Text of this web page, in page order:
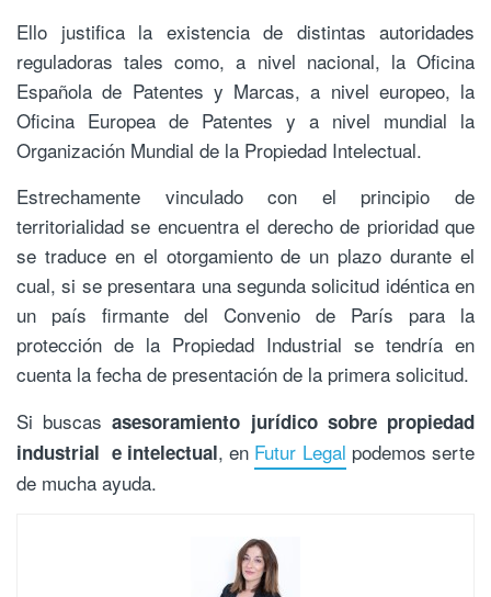
Ello justifica la existencia de distintas autoridades
reguladoras tales como, a nivel nacional, la Oficina
Española de Patentes y Marcas, a nivel europeo, la
Oficina Europea de Patentes y a nivel mundial la
Organización Mundial de la Propiedad Intelectual.
Estrechamente vinculado con el principio de
territorialidad se encuentra el derecho de prioridad que
se traduce en el otorgamiento de un plazo durante el
cual, si se presentara una segunda solicitud idéntica en
un país firmante del Convenio de París para la
protección de la Propiedad Industrial se tendría en
cuenta la fecha de presentación de la primera solicitud.
Si buscasasesoramiento jurídico sobre propiedad
industrial e intelectual, en Futur Legal podemos serte
de mucha ayuda.